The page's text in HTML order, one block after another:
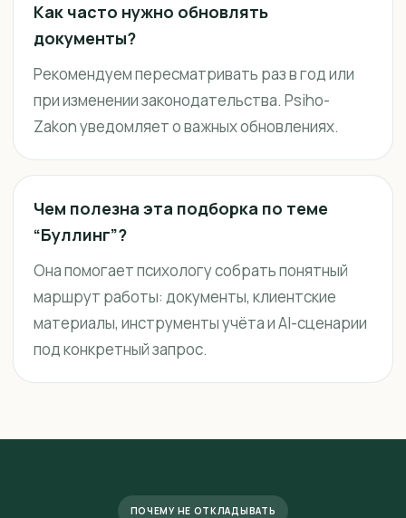
Как часто нужно обновлять
документы?
Рекомендуем пересматривать раз в год или
при изменении законодательства. Psiho-
Zakon уведомляет о важных обновлениях.
Чем полезна эта подборка по теме
“Буллинг”?
Она помогает психологу собрать понятный
маршрут работы: документы, клиентские
материалы, инструменты учёта и AI-сценарии
под конкретный запрос.
ПОЧЕМУ НЕ ОТКЛАДЫВАТЬ